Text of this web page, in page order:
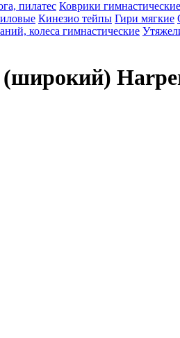
пилатес Коврики гимнастические
Кинезио тейпы Гири мягкие
колеса гимнастические